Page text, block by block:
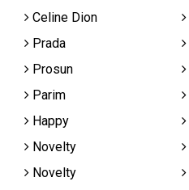
Celine Dion
Prada
Prosun
Parim
Happy
Novelty
Novelty